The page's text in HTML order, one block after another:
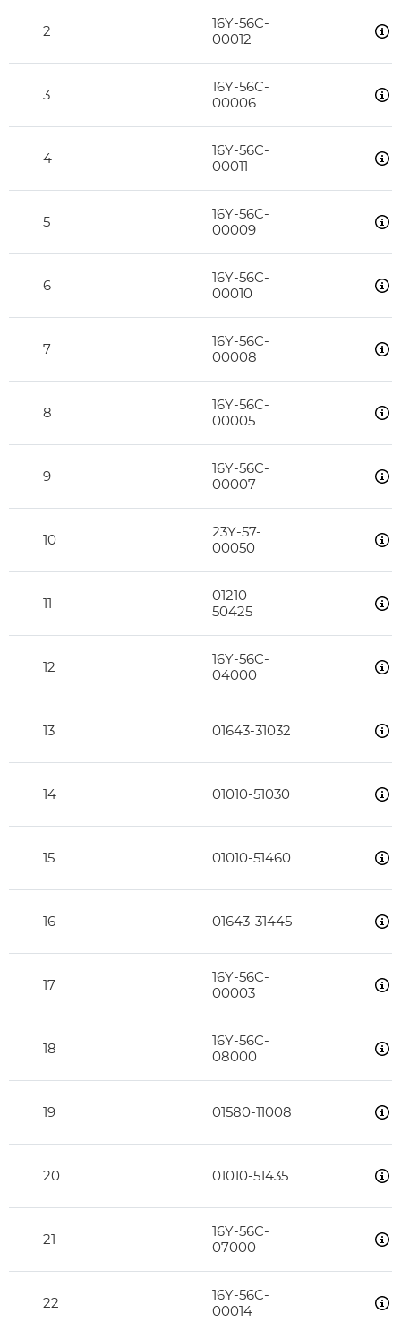
2
16Y-56C-
00012
3
16Y-56C-
00006
4
16Y-56C-
00011
5
16Y-56C-
00009
6
16Y-56C-
00010
7
16Y-56C-
00008
8
16Y-56C-
00005
9
16Y-56C-
00007
10
23Y-57-
00050
11
01210-
50425
12
16Y-56C-
04000
13 01643-31032
14 01010-51030
15 01010-51460
16 01643-31445
17
16Y-56C-
00003
18
16Y-56C-
08000
19 01580-11008
20 01010-51435
21
16Y-56C-
07000
22
16Y-56C-
00014